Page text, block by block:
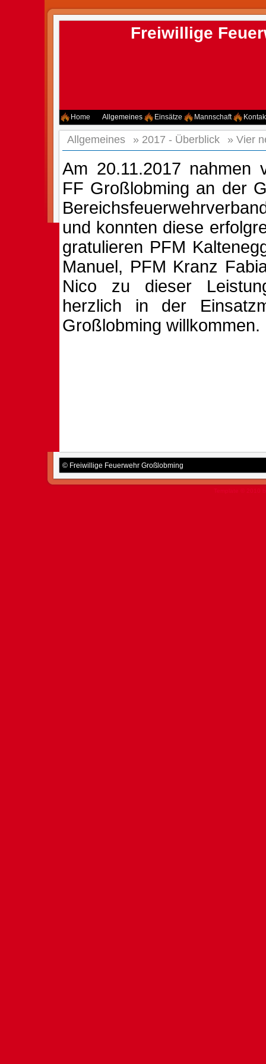
Freiwillige
Home Allgemeines Einsätze Mannschaft
Allgemeines » 2017 - Überblick » Vier
Am 20.11.2017 nahmen
FF Großlobming an der
und konnten diese
gratulieren PFM
Manuel, PFM Kranz
Nico zu dieser
herzlich in der
Großlobming willkommen.
© Freiwillige Feuerwehr Großlobming